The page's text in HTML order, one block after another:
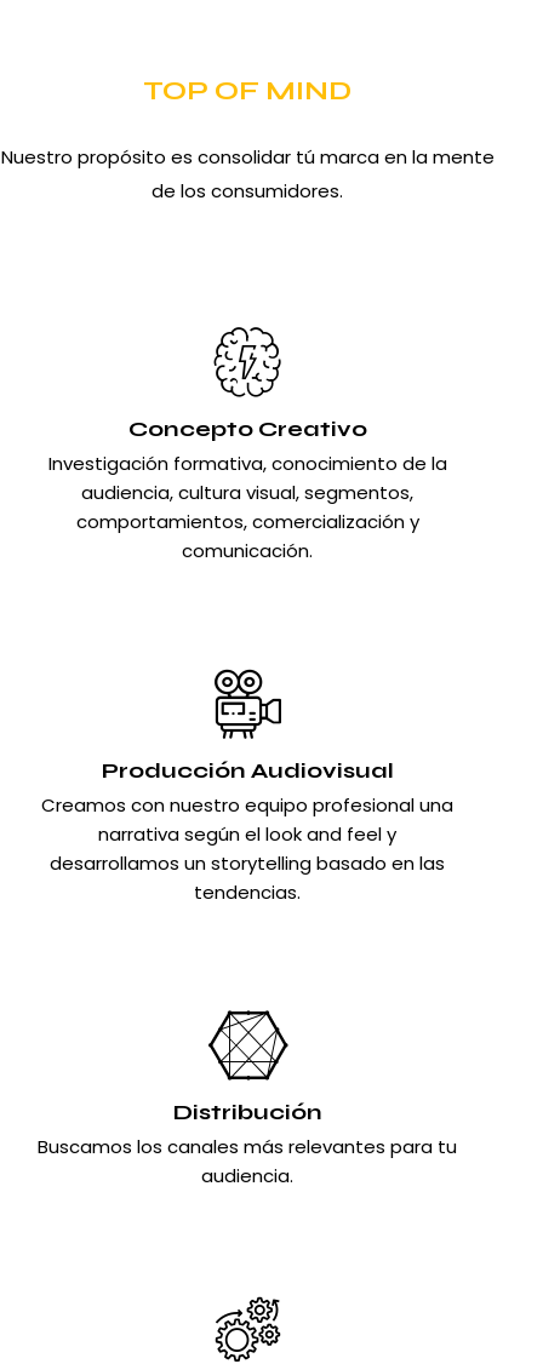
TOP OF MIND
Nuestro propósito es consolidar tú marca en la mente
de los consumidores.
Concepto Creativo
Investigación formativa, conocimiento de la
audiencia, cultura visual, segmentos,
comportamientos, comercialización y
comunicación.
Producción Audiovisual
Creamos con nuestro equipo profesional una
narrativa según el look and feel y
desarrollamos un storytelling basado en las
tendencias.
Distribución
Buscamos los canales más relevantes para tu
audiencia.